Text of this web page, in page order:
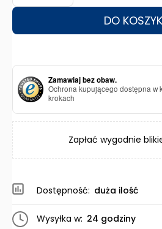
DO
Zamawiaj bez obaw.
Ochrona kupującego dostępna w
krokach
Zapłać wygodnie
Dostępność: duża ilość
Wysyłka w: 24 godziny